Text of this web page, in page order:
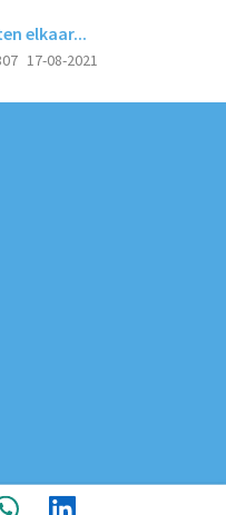
elkaar...
17-08-2021